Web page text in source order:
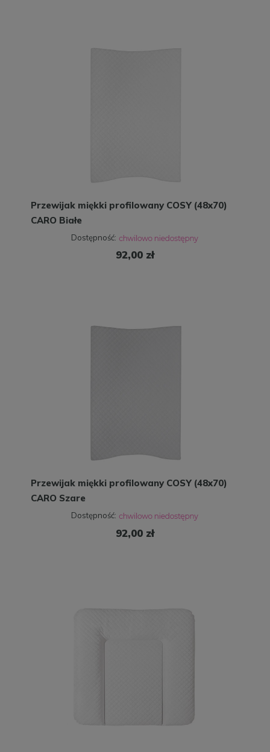
Przewijak miękki profilowany COSY (48x70)
CARO Białe
Dostępność:
92,00 zł
Przewijak miękki profilowany COSY (48x70)
CARO Szare
Dostępność:
92,00 zł